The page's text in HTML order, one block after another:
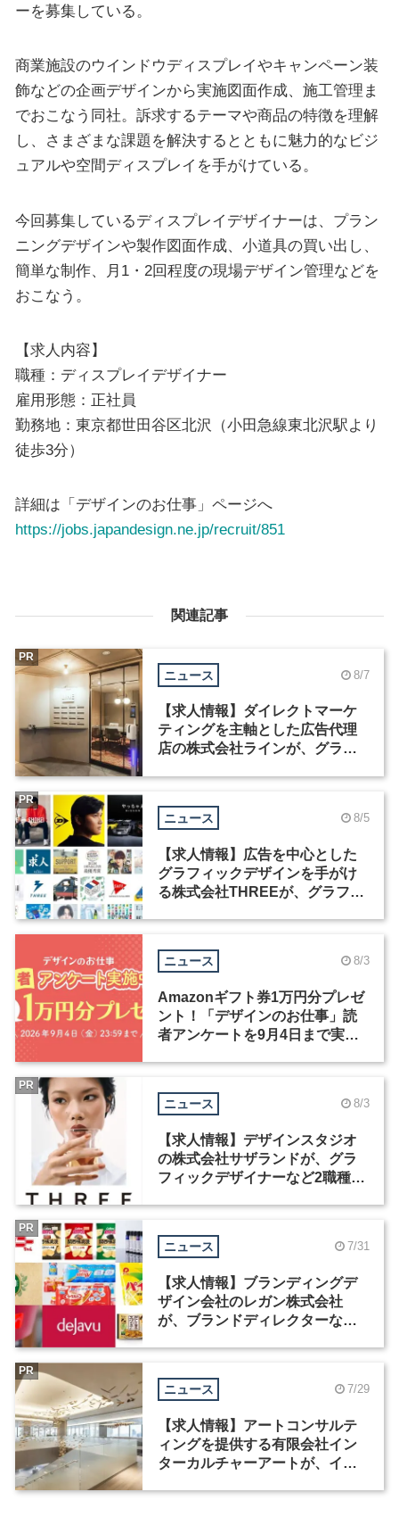
ーを募集している。
商業施設のウインドウディスプレイやキャンペーン装
飾などの企画デザインから実施図面作成、施工管理ま
でおこなう同社。訴求するテーマや商品の特徴を理解
し、さまざまな課題を解決するとともに魅力的なビジ
ュアルや空間ディスプレイを手がけている。
今回募集しているディスプレイデザイナーは、プラン
ニングデザインや製作図面作成、小道具の買い出し、
簡単な制作、月1・2回程度の現場デザイン管理などを
おこなう。
【求人内容】
職種：ディスプレイデザイナー
雇用形態：正社員
勤務地：東京都世田谷区北沢（小田急線東北沢駅より
徒歩3分）
詳細は「デザインのお仕事」ページへ
https://jobs.japandesign.ne.jp/recruit/851
関連記事
ニュース 8/7
【求人情報】ダイレクトマーケ
ティングを主軸とした広告代理
店の株式会社ラインが、グラフ
PR
ニュース 8/5
【求人情報】広告を中心とした
グラフィックデザインを手がけ
る株式会社THREEが、グラフィ
PR
ニュース 8/3
Amazonギフト券1万円分プレゼ
ント！「デザインのお仕事」読
者アンケートを9月4日まで実施
ニュース 8/3
【求人情報】デザインスタジオ
の株式会社サザランドが、グラ
フィックデザイナーなど2職種を
PR
ニュース 7/31
【求人情報】ブランディングデ
ザイン会社のレガン株式会社
が、ブランドディレクターなど3
PR
ニュース 7/29
【求人情報】アートコンサルテ
ィングを提供する有限会社イン
ターカルチャーアートが、イン
PR